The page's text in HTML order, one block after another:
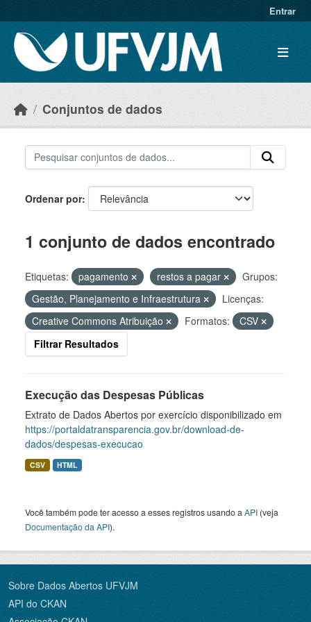
Entrar
Conjuntos de dados
Ordenar por
1 conjunto de dados encontrado
Etiquetas: pagamento restos a pagar
Grupos:
Gestão, Planejamento e Infraestrutura
Licenças:
Creative Commons Atribuição
Formatos:
CSV
Filtrar Resultados
Execução das Despesas Públicas
Extrato de Dados Abertos por exercício disponibilizado em
https://portaldatransparencia.gov.br/download-de-
dados/despesas-execucao
CSV HTML
Você também pode ter acesso a esses registros usando a API (veja
Documentação da API).
Sobre Dados Abertos UFVJM
API do CKAN